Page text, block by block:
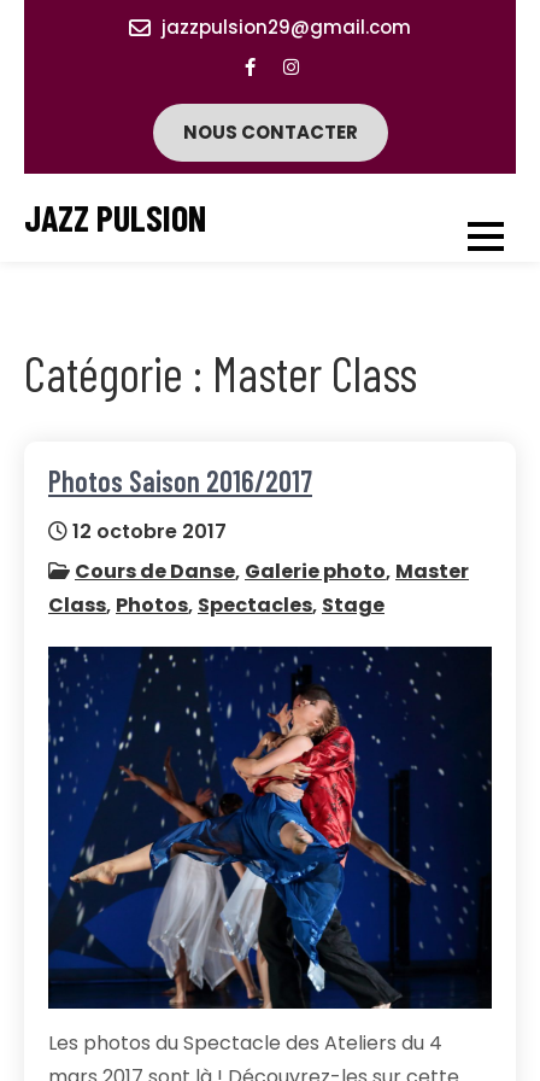
jazzpulsion29@gmail.com
NOUS CONTACTER
JAZZ PULSION
Catégorie : Master Class
Photos Saison 2016/2017
12 octobre 2017
Cours de Danse, Galerie photo, Master
Class, Photos, Spectacles, Stage
Les photos du Spectacle des Ateliers du 4